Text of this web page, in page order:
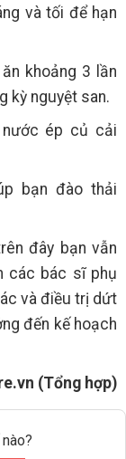
và tối để hạn
khoảng 3 lần
kỳ nguyệt san.
nước ép củ cải
bạn đào thải
đây bạn vẫn
các bác sĩ phụ
và điều trị dứt
đến kế hoạch
(Tổng hợp)